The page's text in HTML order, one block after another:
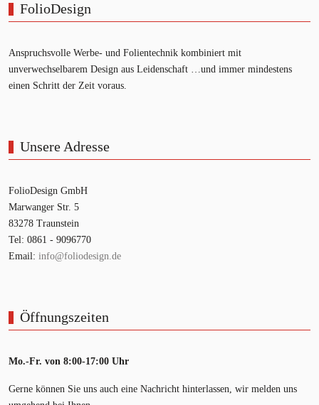
FolioDesign
Anspruchsvolle Werbe- und Folientechnik kombiniert mit
unverwechselbarem Design aus Leidenschaft …und immer mindestens
einen Schritt der Zeit voraus.
Unsere Adresse
FolioDesign GmbH
Marwanger Str. 5
83278 Traunstein
Tel: 0861 - 9096770
Email: info@foliodesign.de
Öffnungszeiten
Mo.-Fr. von 8:00-17:00 Uhr
Gerne können Sie uns auch eine Nachricht hinterlassen, wir melden uns